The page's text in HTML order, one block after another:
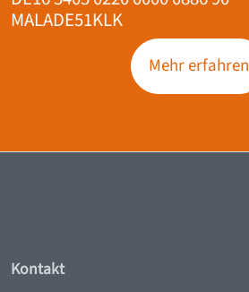
MALADE51KLK
Mehr erfahren
Kontakt